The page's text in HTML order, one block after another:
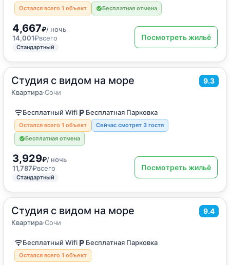
Остался всего 1 объект Бесплатная отмена
4,667₽/ ночь
14,001₽всего
Стандартный
Посмотреть жильё
Студия с видом на море 9.3
Квартира·Сочи
30 м2· 1 гость
Квартира
Бесплатный Wifi Бесплатная Парковка
Остался всего 1 объект
Сейчас смотрят 3 гостя
Бесплатная отмена
3,929₽/ ночь
11,787₽всего
Стандартный
Посмотреть жильё
Студия с видом на море 9.4
Квартира·Сочи
35 м2· 4 гостя
Квартира
Бесплатный Wifi Бесплатная Парковка
Остался всего 1 объект